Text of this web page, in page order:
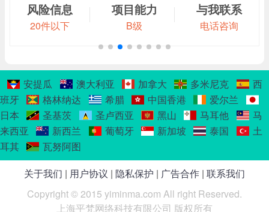
风险信息
20件以下
项目能力
B级
与我联系
电话咨询
安提瓜 澳大利亚 加拿大 多米尼克
西
班牙
格林纳达 希腊 中国香港
爱尔兰
日本
圣基茨 圣卢西亚 黑山 马耳他
马
来西亚
新西兰 葡萄牙 新加坡 泰国
土
耳其
瓦努阿图
关于我们 | 用户协议 | 隐私保护 | 广告合作 | 联系我们
Copyright © 2015 yiminma.com All right Reserved.
上海平梵网络科技有限公司 版权所有